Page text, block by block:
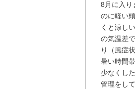
8月に入り
のに軽い
くと涼し
の気温差
り（風症
暑い時間
少なくし
管理をし